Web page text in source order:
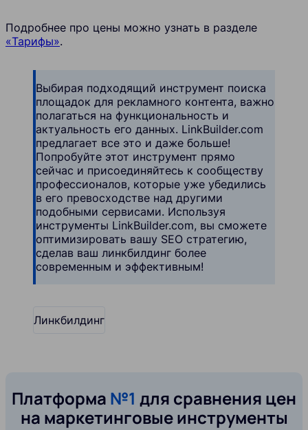
Подробнее про цены можно узнать в разделе
«Тарифы».
Выбирая подходящий инструмент поиска
площадок для рекламного контента, важно
полагаться на функциональность и
актуальность его данных. LinkBuilder.com
предлагает все это и даже больше!
Попробуйте этот инструмент прямо
сейчас и присоединяйтесь к сообществу
профессионалов, которые уже убедились
в его превосходстве над другими
подобными сервисами. Используя
инструменты LinkBuilder.com, вы сможете
оптимизировать вашу SEO стратегию,
сделав ваш линкбилдинг более
современным и эффективным!
Линкбилдинг
Платформа №1 для сравнения цен
на маркетинговые инструменты